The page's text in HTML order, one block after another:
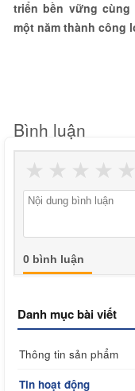
triển bền vững cùng
một năm thành công
Bình luận
★
★
★
★
★
0 bình luận
Danh mục bài viết
Thông tin sản phẩm
Tin hoạt động